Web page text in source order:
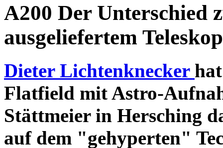
A200 Der Unterschied
ausgeliefertem
Dieter Lichtenknecker
Flatfield mit Astro-
Stättmeier in Hersching
auf dem "gehyperten"